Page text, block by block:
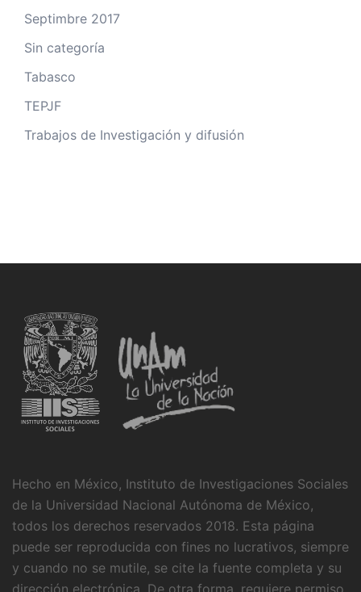
Septimbre 2017
Sin categoría
Tabasco
TEPJF
Trabajos de Investigación y difusión
Hecho en México, Instituto de Investigaciones Sociales
de la Universidad Nacional Autónoma de México,
todos los derechos reservados 2018. Esta página
puede ser reproducida con fines no lucrativos, siempre
y cuando no se mutile, se cite la fuente completa y su
dirección electrónica. De otra forma, requiere permiso